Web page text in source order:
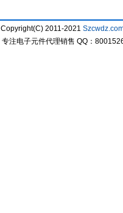
Copyright(C) 2011-2021
专注电子元件代理销售 QQ：